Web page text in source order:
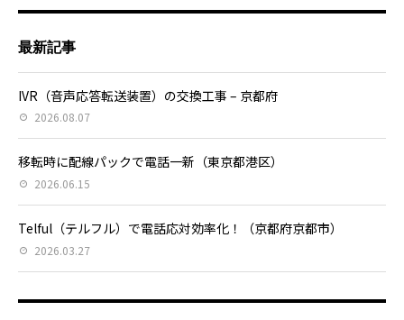
最新記事
IVR（音声応答転送装置）の交換工事 – 京都府
2026.08.07
移転時に配線パックで電話一新（東京都港区）
2026.06.15
Telful（テルフル）で電話応対効率化！（京都府京都市）
2026.03.27